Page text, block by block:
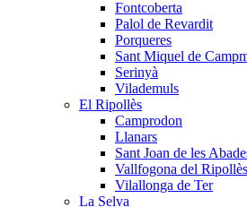
Fontcoberta
Palol de Revardit
Porqueres
Sant Miquel de
Serinyà
Vilademuls
El Ripollès
Camprodon
Llanars
Sant Joan de les
Vallfogona del Ripollès
Vilallonga de Ter
La Selva